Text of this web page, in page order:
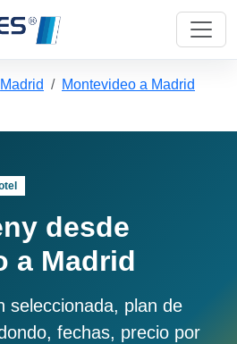
Madrid
Montevideo a Madrid
desde
a Madrid
seleccionada, plan de
fechas, precio por